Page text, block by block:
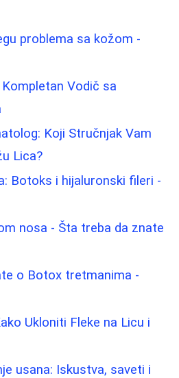
problema sa kožom -
Vodič sa
Koji Stručnjak Vam
Lica?
Botoks i hijaluronski fileri -
nosa - Šta treba da znate
o Botox tretmanima -
Ukloniti Fleke na Licu i
usana: Iskustva, saveti i